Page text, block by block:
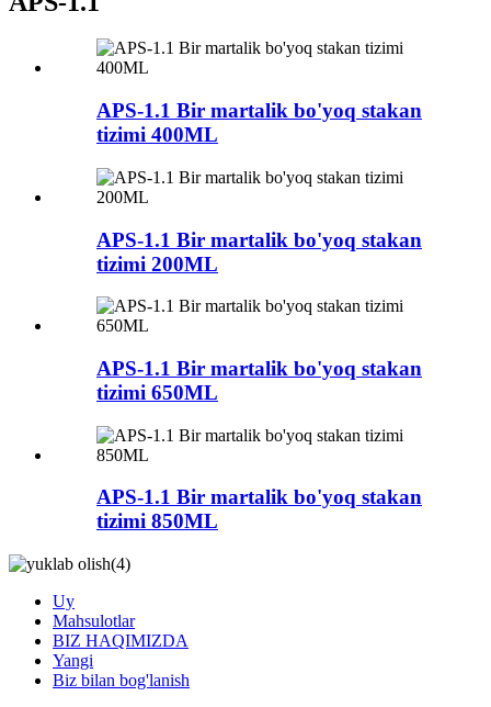
APS-1.1 Bir martalik bo'yoq stakan
tizimi 400ML
APS-1.1 Bir martalik bo'yoq stakan
tizimi 200ML
APS-1.1 Bir martalik bo'yoq stakan
tizimi 650ML
APS-1.1 Bir martalik bo'yoq stakan
tizimi 850ML
Uy
Mahsulotlar
BIZ HAQIMIZDA
Yangi
Biz bilan bog'lanish